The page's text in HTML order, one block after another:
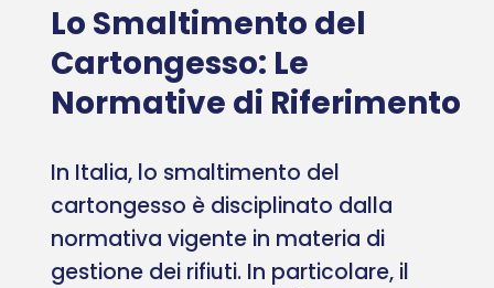
Lo Smaltimento del
Cartongesso: Le
Normative di Riferimento
In Italia, lo smaltimento del
cartongesso è disciplinato dalla
normativa vigente in materia di
gestione dei rifiuti. In particolare, il